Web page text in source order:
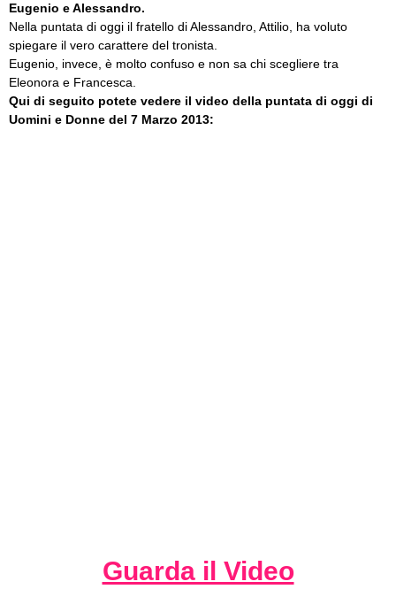
Eugenio e Alessandro.
Nella puntata di oggi il fratello di Alessandro, Attilio, ha voluto
spiegare il vero carattere del tronista.
Eugenio, invece, è molto confuso e non sa chi scegliere tra
Eleonora e Francesca.
Qui di seguito potete vedere il video della puntata di oggi di
Uomini e Donne del 7 Marzo 2013:
Guarda il Video